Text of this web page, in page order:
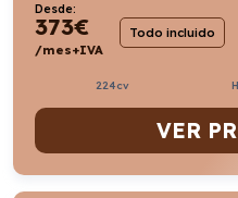
Desde:
373€
/mes+IVA
Todo incluido
224cv
VER